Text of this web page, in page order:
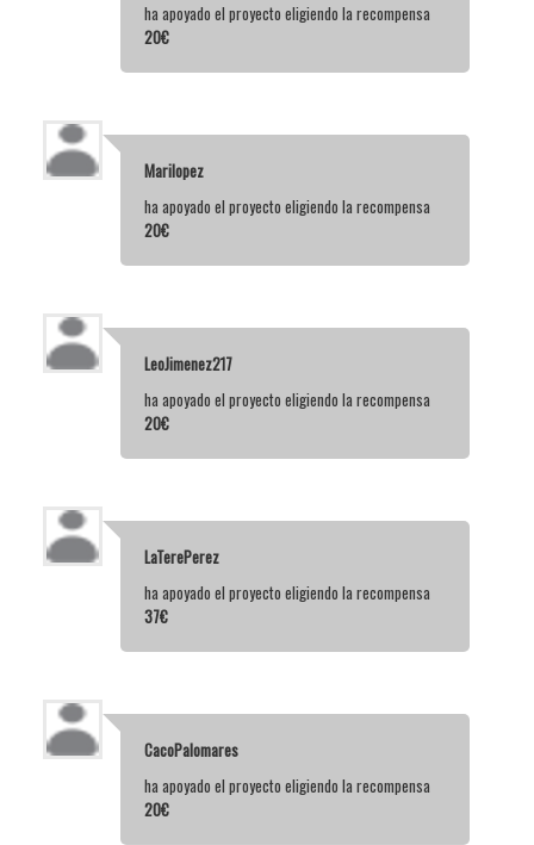
ha apoyado el proyecto eligiendo la recompensa
20€
Marilopez
ha apoyado el proyecto eligiendo la recompensa
20€
LeoJimenez217
ha apoyado el proyecto eligiendo la recompensa
20€
LaTerePerez
ha apoyado el proyecto eligiendo la recompensa
37€
CacoPalomares
ha apoyado el proyecto eligiendo la recompensa
20€